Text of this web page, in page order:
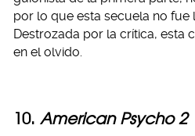
por lo que esta secuela no fue
Destrozada por la crítica, esta
en el olvido.
10. American Psycho 2